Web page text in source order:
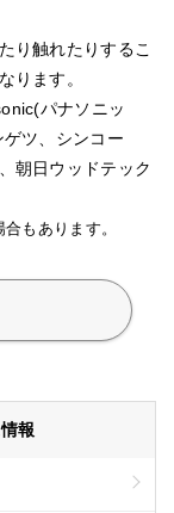
り触れたりするこ
ります。
パナソニッ
ツ、シンコー
朝日ウッドテック
もあります。
報